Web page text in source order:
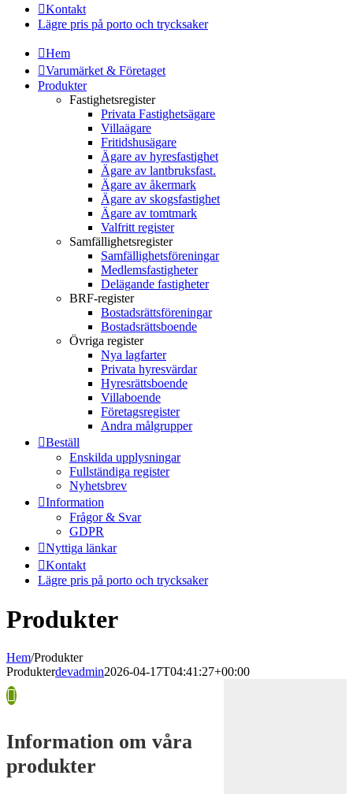
Kontakt
Lägre pris på porto och trycksaker
Hem
Varumärket & Företaget
Produkter
Fastighetsregister
Privata Fastighetsägare
Villaägare
Fritidshusägare
Ägare av hyresfastighet
Ägare av lantbruksfast.
Ägare av åkermark
Ägare av skogsfastighet
Ägare av tomtmark
Valfritt register
Samfällighetsregister
Samfällighetsföreningar
Medlemsfastigheter
Delägande fastigheter
BRF-register
Bostadsrättsföreningar
Bostadsrättsboende
Övriga register
Nya lagfarter
Privata hyresvärdar
Hyresrättsboende
Villaboende
Företagsregister
Andra målgrupper
Beställ
Enskilda upplysningar
Fullständiga register
Nyhetsbrev
Information
Frågor & Svar
GDPR
Nyttiga länkar
Kontakt
Lägre pris på porto och trycksaker
Produkter
Hem/Produkter
Produkterdevadmin2026-04-17T04:41:27+00:00
Information om våra
produkter